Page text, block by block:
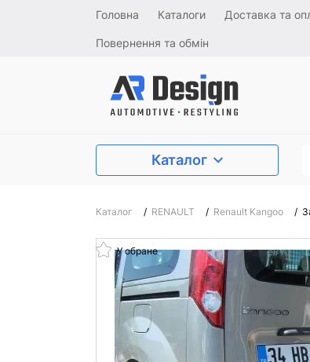
Головна Каталоги Доставка та
Повернення та обмін
Каталог
Каталог / RENAULT / Renault Kangoo /
У обране